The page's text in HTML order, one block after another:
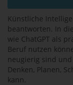
Künstliche
beantworten. In
wie ChatGPT als
Beruf nutzen
neugierig sind
Denken, Planen,
kann.